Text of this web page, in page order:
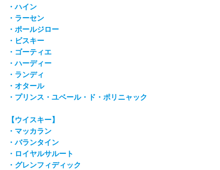
・ハイン
・ラーセン
・ポールジロー
・ビスキー
・ゴーティエ
・ハーディー
・ランディ
・オタール
・プリンス・ユベール・ド・ポリニャック
【ウイスキー】
・マッカラン
・バランタイン
・ロイヤルサルート
・グレンフィディック